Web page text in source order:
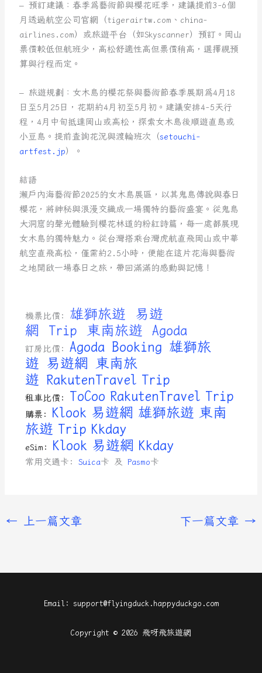
– 預訂建議：春季為藝術節與櫻花旺季，建議提前3-6個
月透過航空公司官網（tigerairtw.com、china-
airlines.com）或旅遊平台（如Skyscanner）預訂。岡山
票價較低但航班少，高松舒適性高但票價稍高，選擇視預
算與行程而定。
– 旅遊規劃：女木島的櫻花祭與藝術節春季展期為4月18
日至5月25日，花期約4月初至5月初。建議安排4-5天行
程，4月中旬抵達岡山或高松，探索女木島後順遊直島或
小豆島。提前查詢花況與渡輪班次（setouchi-
artfest.jp）。
結語
瀨戶內海藝術節2025的女木島展區，以其鬼島傳說與春日
櫻花，將神秘與浪漫交織成一場獨特的藝術盛宴。從鬼島
大洞窟的聲光體驗到櫻花林道的粉紅詩篇，每一處都展現
女木島的獨特魅力。從台灣搭乘台灣虎航直飛岡山或中華
航空直飛高松，僅需約2.5小時，便能在這片花海與藝術
之地開啟一場春日之旅，帶回滿滿的感動與記憶！
機票比價: 雄獅旅遊
易遊
網
Trip 東南旅遊 Agoda
訂房比價:Agoda Booking 雄獅旅
遊 易遊網 東南旅
遊 RakutenTravel Trip
租車比價: ToCoo RakutenTravel Trip
購票: Klook 易遊網 雄獅旅遊 東南
旅遊 Trip Kkday
eSim: Klook 易遊網 Kkday
常用交通卡:Suica卡 及Pasmo卡
← 上一篇文章 下一篇文章 →
Email: support@flyingduck.happyduckgo.com
Copyright © 2026 飛呀飛旅遊網